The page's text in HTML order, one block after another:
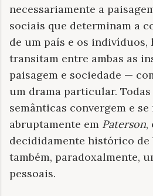
necessariamente a
sociais que determinam a
de um país e os indivíduos,
transitam entre ambas as
paisagem e sociedade —
um drama particular. Todas
semânticas convergem e
abruptamente em Paterson,
decididamente histórico de
também, paradoxalmente,
pessoais.